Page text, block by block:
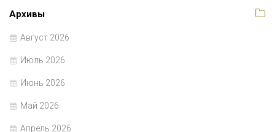
Архивы
Август 2026
Июль 2026
Июнь 2026
Май 2026
Апрель 2026